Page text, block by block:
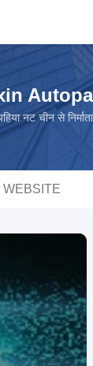
नट चीन से निर्माता
WEBSITE